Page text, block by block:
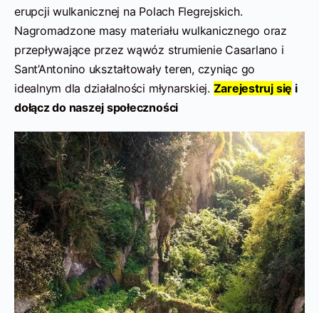
erupcji wulkanicznej na Polach Flegrejskich.
Nagromadzone masy materiału wulkanicznego oraz
przepływające przez wąwóz strumienie Casarlano i
Sant’Antonino ukształtowały teren, czyniąc go
idealnym dla działalności młynarskiej. Zarejestruj się i
dołącz do naszej społeczności